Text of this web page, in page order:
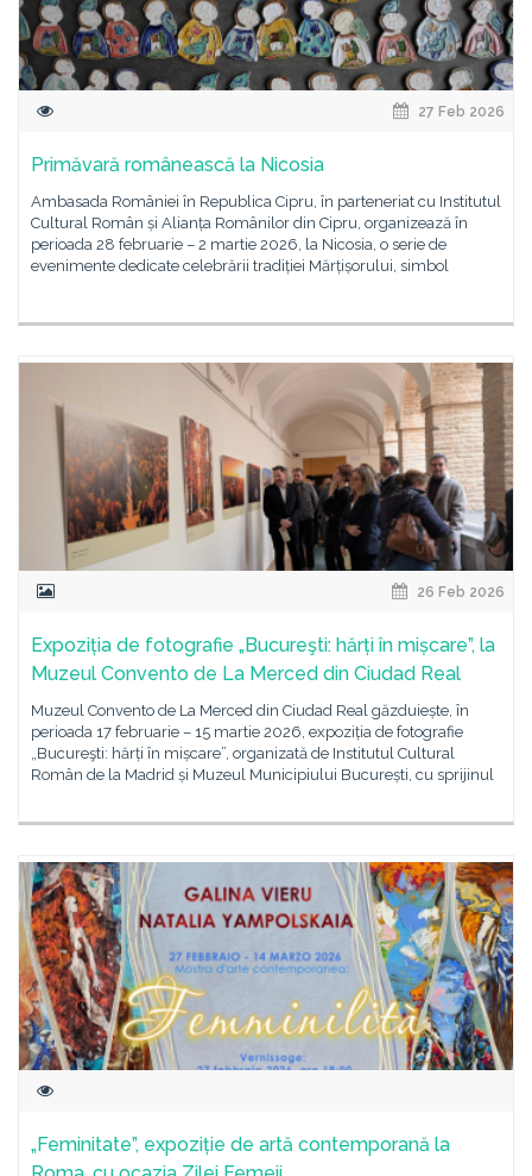
27 Feb 2026
Primăvară românească la Nicosia
Ambasada României în Republica Cipru, în parteneriat cu Institutul
Cultural Român și Alianța Românilor din Cipru, organizează în
perioada 28 februarie – 2 martie 2026, la Nicosia, o serie de
evenimente dedicate celebrării tradiției Mărțișorului, simbol
26 Feb 2026
Expoziția de fotografie „Bucureşti: hărți în mișcare”, la
Muzeul Convento de La Merced din Ciudad Real
Muzeul Convento de La Merced din Ciudad Real găzduiește, în
perioada 17 februarie – 15 martie 2026, expoziția de fotografie
„Bucureşti: hărți în mișcare”, organizată de Institutul Cultural
Român de la Madrid și Muzeul Municipiului București, cu sprijinul
„Feminitate”, expoziție de artă contemporană la